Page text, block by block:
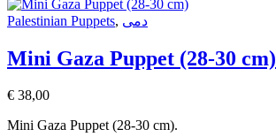
Palestinian Puppets, دمى
Mini Gaza Puppet (28-30 cm)
€ 38,00
Mini Gaza Puppet (28-30 cm).